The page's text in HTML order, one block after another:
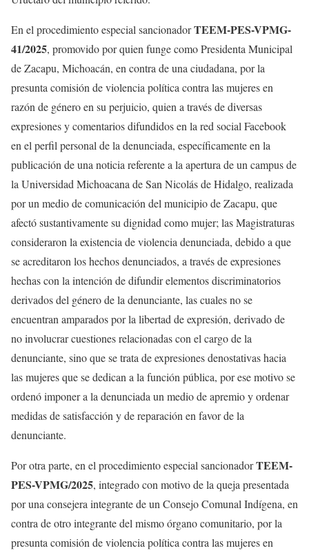
En el procedimiento especial sancionadorTEEM-PES-VPMG-
41/2025, promovido por quien funge como Presidenta Municipal
de Zacapu, Michoacán, en contra de una ciudadana, por la
presunta comisión de violencia política contra las mujeres en
razón de género en su perjuicio, quien a través de diversas
expresiones y comentarios difundidos en la red social Facebook
en el perfil personal de la denunciada, específicamente en la
publicación de una noticia referente a la apertura de un campus de
la Universidad Michoacana de San Nicolás de Hidalgo, realizada
por un medio de comunicación del municipio de Zacapu, que
afectó sustantivamente su dignidad como mujer; las Magistraturas
consideraron la existencia de violencia denunciada, debido a que
se acreditaron los hechos denunciados, a través de expresiones
hechas con la intención de difundir elementos discriminatorios
derivados del género de la denunciante, las cuales no se
encuentran amparados por la libertad de expresión, derivado de
no involucrar cuestiones relacionadas con el cargo de la
denunciante, sino que se trata de expresiones denostativas hacia
las mujeres que se dedican a la función pública, por ese motivo se
ordenó imponer a la denunciada un medio de apremio y ordenar
medidas de satisfacción y de reparación en favor de la
denunciante.
Por otra parte, en el procedimiento especial sancionadorTEEM-
PES-VPMG/2025, integrado con motivo de la queja presentada
por una consejera integrante de un Consejo Comunal Indígena, en
contra de otro integrante del mismo órgano comunitario, por la
presunta comisión de violencia política contra las mujeres en